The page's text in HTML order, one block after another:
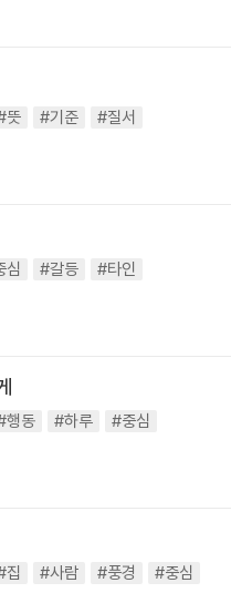
뜻 #기준
#질서
심 #갈등
#타인
행동 #하루
#중심
집 #사람 #풍경
#중심